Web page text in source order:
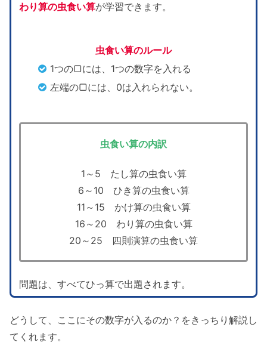
わり算の虫食い算が学習できます。
虫食い算のルール
1つの▢には、1つの数字を入れる
左端の▢には、0は入れられない。
虫食い算の内訳
1～5 たし算の虫食い算
6～10 ひき算の虫食い算
11～15 かけ算の虫食い算
16～20 わり算の虫食い算
20～25 四則演算の虫食い算
問題は、すべてひっ算で出題されます。
どうして、ここにその数字が入るのか？をきっちり解説し
てくれます。